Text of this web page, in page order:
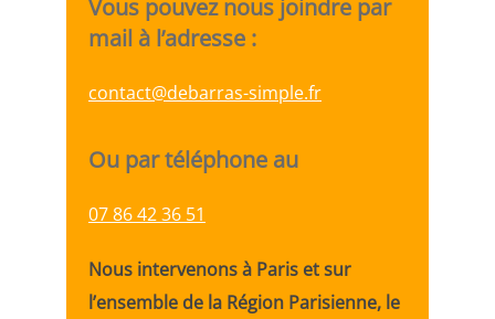
Vous pouvez nous joindre par
mail à l’adresse :
contact@debarras-simple.fr
Ou par téléphone au
07 86 42 36 51
Nous intervenons à Paris et sur
l’ensemble de la Région Parisienne, le